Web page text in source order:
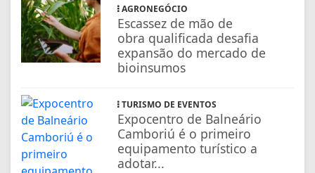
AGRONEGÓCIO
Escassez de mão de
obra qualificada desafia
expansão do mercado de
bioinsumos
TURISMO DE EVENTOS
Expocentro de Balneário
Camboriú é o primeiro
equipamento turístico a
adotar...